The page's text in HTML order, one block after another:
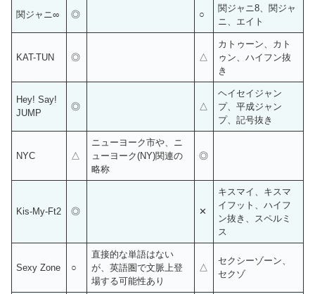
関ジャニ∞ ◎ ○
関ジャニ8、関ジャ
ニ、エイト
KAT-TUN ◎ △
カトゥーン、カト
ゥン、ハイフン抜
き
Hey! Say!
JUMP
◎ △
ヘイセイジャン
プ、平成ジャン
プ、記号抜き
NYC △
ニューヨーク市や、ニ
ューヨーク(NY)関連の
略称
◎
Kis-My-Ft2 ◎ ✕
キスマイ、キスマ
イフット、ハイフ
ン抜き、スペルミ
ス
Sexy Zone ○
直接的な単語はない
が、英語圏で文脈上登
場する可能性あり
△
セクシーゾーン、
セクゾ